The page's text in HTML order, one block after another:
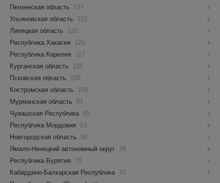
Пензенская область
147
Ульяновская область
133
Липецкая область
132
Республика Хакасия
126
Республика Карелия
117
Курганская область
116
Псковская область
108
Костромская область
100
Мурманская область
94
Чувашская Республика 85
Республика Мордовия
83
Новгородская область
80
Ямало-Ненецкий автономный округ 79
Республика Бурятия
78
Кабардино-Балкарская Республика 70